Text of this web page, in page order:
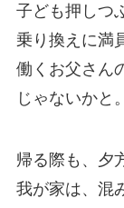
子ども押しつ
乗り換えに満
働くお父さん
じゃないかと。
帰る際も、夕
我が家は、混